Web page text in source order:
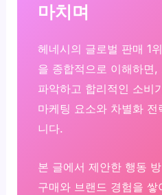
마치며
헤네시의 글로벌 판매 1
을 종합적으로 이해하면
파악하고 합리적인 소비
마케팅 요소와 차별화
니다.
본 글에서 제안한 행동
구매와 브랜드 경험을